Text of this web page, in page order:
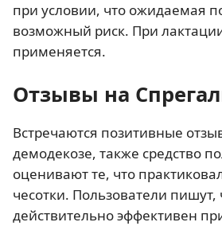
при условии, что ожидаемая
возможный риск. При
применяется.
Отзывы на
Встречаются позитивные
демодекозе, также средство
оценивают те, что
чесотки. Пользователи пишут,
действительно эффективен